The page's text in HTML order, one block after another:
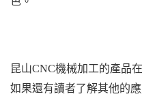
昆山CNC機械加工的產品
如果還有讀者了解其他的